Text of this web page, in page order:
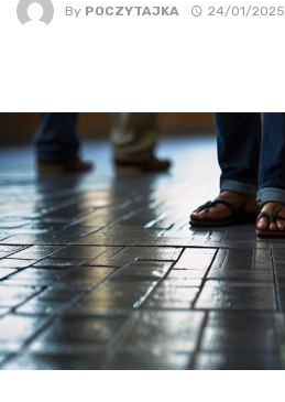
By POCZYTAJKA 24/01/2025